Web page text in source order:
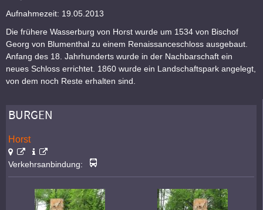
Aufnahmezeit: 19.05.2013
Die frühere Wasserburg von Horst wurde um 1534 von Bischof
Georg von Blumenthal zu einem Renaissanceschloss ausgebaut.
Anfang des 18. Jahrhunderts wurde in der Nachbarschaft ein
neues Schloss errichtet. 1860 wurde ein Landschaftspark angelegt,
von dem noch Reste erhalten sind.
BURGEN
Horst
Verkehrsanbindung: